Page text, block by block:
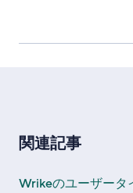
関連記事
Wrikeのユーザータ